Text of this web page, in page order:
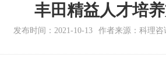
丰田精益人才培
发布时间：2021-10-13 作者来源：科理咨